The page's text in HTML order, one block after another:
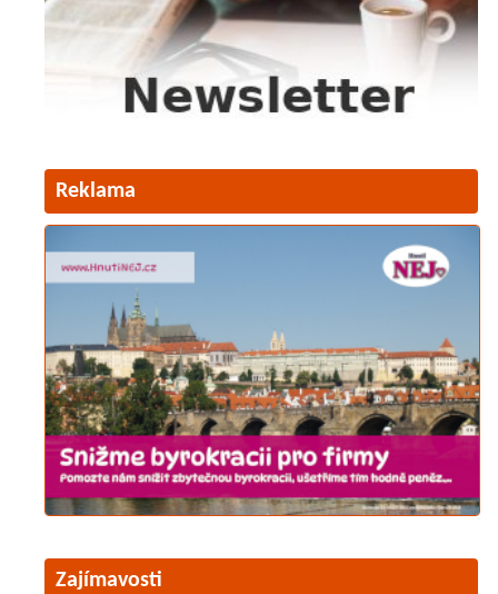
Reklama
Zajímavosti